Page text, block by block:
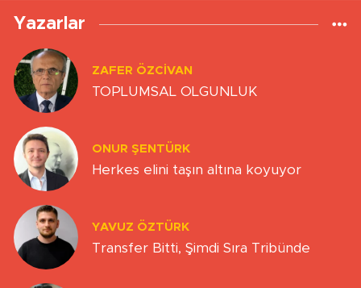
Yazarlar
ZAFER ÖZCIVAN
TOPLUMSAL OLGUNLUK
ONUR ŞENTÜRK
Herkes elini taşın altına koyuyor
YAVUZ ÖZTÜRK
Transfer Bitti, Şimdi Sıra Tribünde